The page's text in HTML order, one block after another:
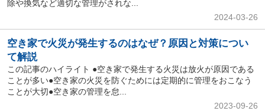
除や換気など適切な管理がされな...
2024-03-26
空き家で火災が発生するのはなぜ？原因と対策につい
て解説
この記事のハイライト ●空き家で発生する火災は放火が原因である
ことが多い●空き家の火災を防ぐためには定期的に管理をおこなう
ことが大切●空き家の管理を怠...
2023-09-26